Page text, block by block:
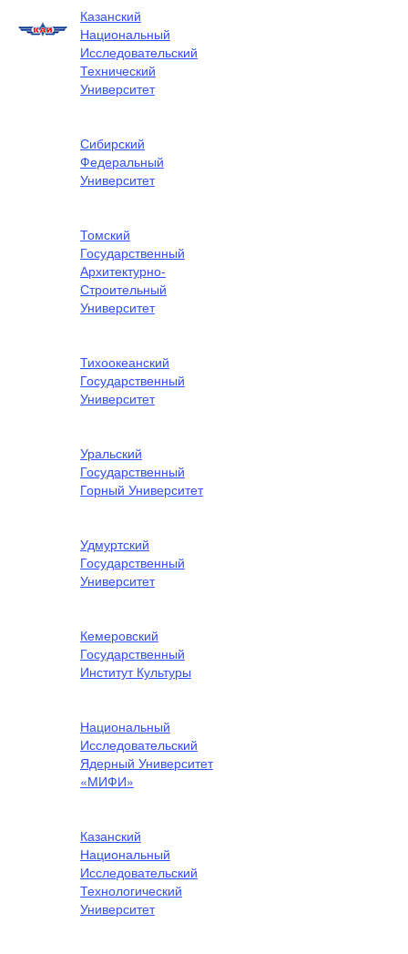
Казанский
Национальный
Исследовательский
Технический
Университет
Сибирский
Федеральный
Университет
Томский
Государственный
Архитектурно-
Строительный
Университет
Тихоокеанский
Государственный
Университет
Уральский
Государственный
Горный Университет
Удмуртский
Государственный
Университет
Кемеровский
Государственный
Институт Культуры
Национальный
Исследовательский
Ядерный Университет
«МИФИ»
Казанский
Национальный
Исследовательский
Технологический
Университет